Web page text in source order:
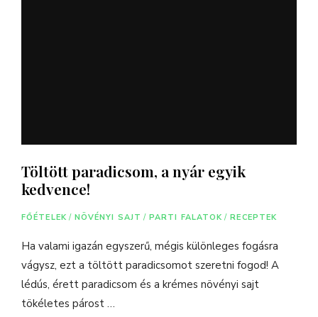
Töltött paradicsom, a nyár egyik
kedvence!
FŐÉTELEK / NÖVÉNYI SAJT / PARTI FALATOK / RECEPTEK
Ha valami igazán egyszerű, mégis különleges fogásra
vágysz, ezt a töltött paradicsomot szeretni fogod! A
lédús, érett paradicsom és a krémes növényi sajt
tökéletes párost …